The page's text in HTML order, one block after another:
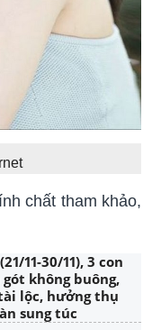
chất tham khảo,
11-30/11), 3 con
không buông,
lộc, hưởng thụ
sung túc